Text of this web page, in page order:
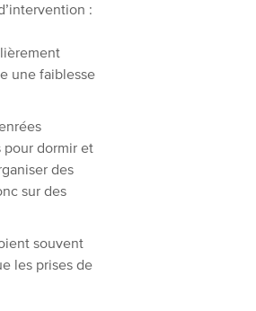
:
une faiblesse
pour dormir et
des
sur des
souvent
les prises de